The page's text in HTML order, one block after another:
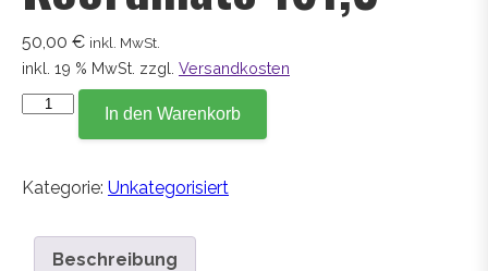
50,00 € inkl. MwSt.
inkl. 19 % MwSt. zzgl. Versandkosten
Koordinate
In den Warenkorb
Kategorie: Unkategorisiert
Beschreibung